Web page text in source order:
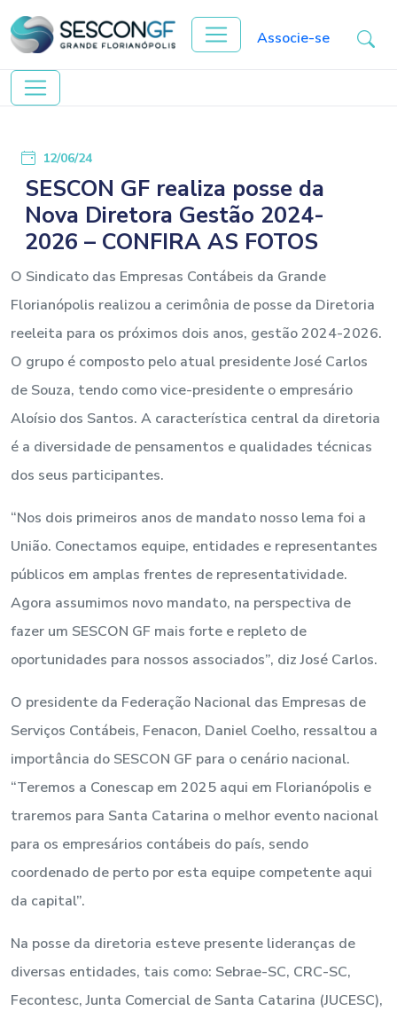
Associe-se
12/06/24
SESCON GF realiza posse da
Nova Diretora Gestão 2024-
2026 – CONFIRA AS FOTOS
O Sindicato das Empresas Contábeis da Grande
Florianópolis realizou a cerimônia de posse da Diretoria
reeleita para os próximos dois anos, gestão 2024-2026.
O grupo é composto pelo atual presidente José Carlos
de Souza, tendo como vice-presidente o empresário
Aloísio dos Santos. A característica central da diretoria
é a diversidade de pensamentos e qualidades técnicas
dos seus participantes.
“Nos dois primeiros anos de mandato nosso lema foi a
União. Conectamos equipe, entidades e representantes
públicos em amplas frentes de representatividade.
Agora assumimos novo mandato, na perspectiva de
fazer um SESCON GF mais forte e repleto de
oportunidades para nossos associados”, diz José Carlos.
O presidente da Federação Nacional das Empresas de
Serviços Contábeis, Fenacon, Daniel Coelho, ressaltou a
importância do SESCON GF para o cenário nacional.
“Teremos a Conescap em 2025 aqui em Florianópolis e
traremos para Santa Catarina o melhor evento nacional
para os empresários contábeis do país, sendo
coordenado de perto por esta equipe competente aqui
da capital”.
Na posse da diretoria esteve presente lideranças de
diversas entidades, tais como: Sebrae-SC, CRC-SC,
Fecontesc, Junta Comercial de Santa Catarina (JUCESC),